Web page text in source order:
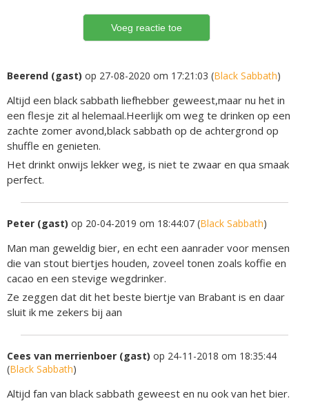
Beerend (gast) op 27-08-2020 om 17:21:03 (Black Sabbath)
Altijd een black sabbath liefhebber geweest,maar nu het in
een flesje zit al helemaal.Heerlijk om weg te drinken op een
zachte zomer avond,black sabbath op de achtergrond op
shuffle en genieten.
Het drinkt onwijs lekker weg, is niet te zwaar en qua smaak
perfect.
Peter (gast) op 20-04-2019 om 18:44:07 (Black Sabbath)
Man man geweldig bier, en echt een aanrader voor mensen
die van stout biertjes houden, zoveel tonen zoals koffie en
cacao en een stevige wegdrinker.
Ze zeggen dat dit het beste biertje van Brabant is en daar
sluit ik me zekers bij aan
Cees van merrienboer (gast) op 24-11-2018 om 18:35:44
(Black Sabbath)
Altijd fan van black sabbath geweest en nu ook van het bier.